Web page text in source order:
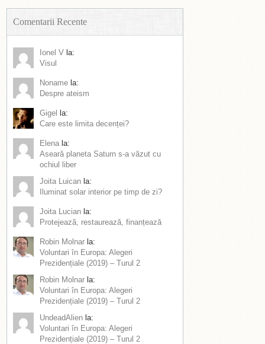
Comentarii Recente
Ionel V la:
Visul
Noname la:
Despre ateism
Gigel
la:
Care este limita decenței?
Elena la:
Aseară planeta Saturn s-a văzut cu
ochiul liber
Joita Luican la:
Iluminat solar interior pe timp de zi?
Joita Lucian la:
Protejează, restaurează, finanțează
Robin Molnar la:
Voluntari în Europa: Alegeri
Prezidențiale (2019) – Turul 2
Robin Molnar la:
Voluntari în Europa: Alegeri
Prezidențiale (2019) – Turul 2
UndeadAlien la:
Voluntari în Europa: Alegeri
Prezidențiale (2019) – Turul 2